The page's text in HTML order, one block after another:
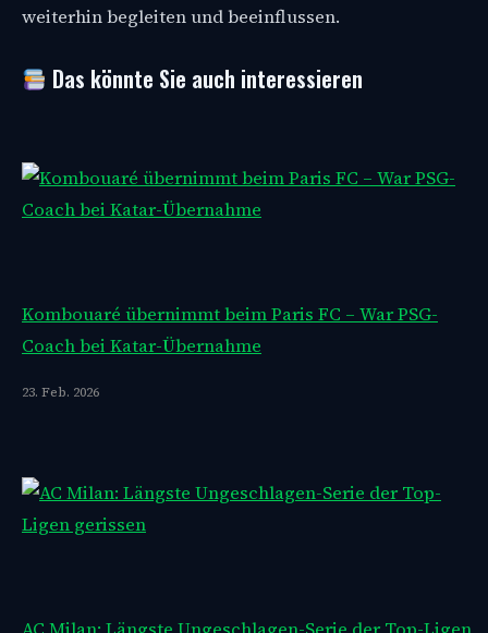
weiterhin begleiten und beeinflussen.
Das könnte Sie auch interessieren
Kombouaré übernimmt beim Paris FC – War PSG-
Coach bei Katar-Übernahme
23. Feb. 2026